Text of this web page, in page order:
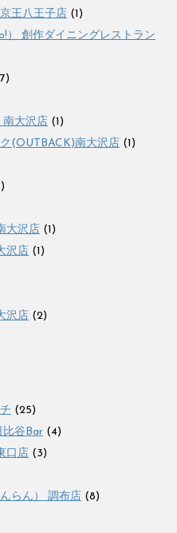
王八王子店 (1)
） 創作ダイニングレストラン
南大沢店 (1)
(OUTBACK)南大沢店 (1)
大沢店 (1)
沢店 (1)
沢店 (2)
(25)
比谷Bar (4)
口店 (3)
らん） 調布店 (8)